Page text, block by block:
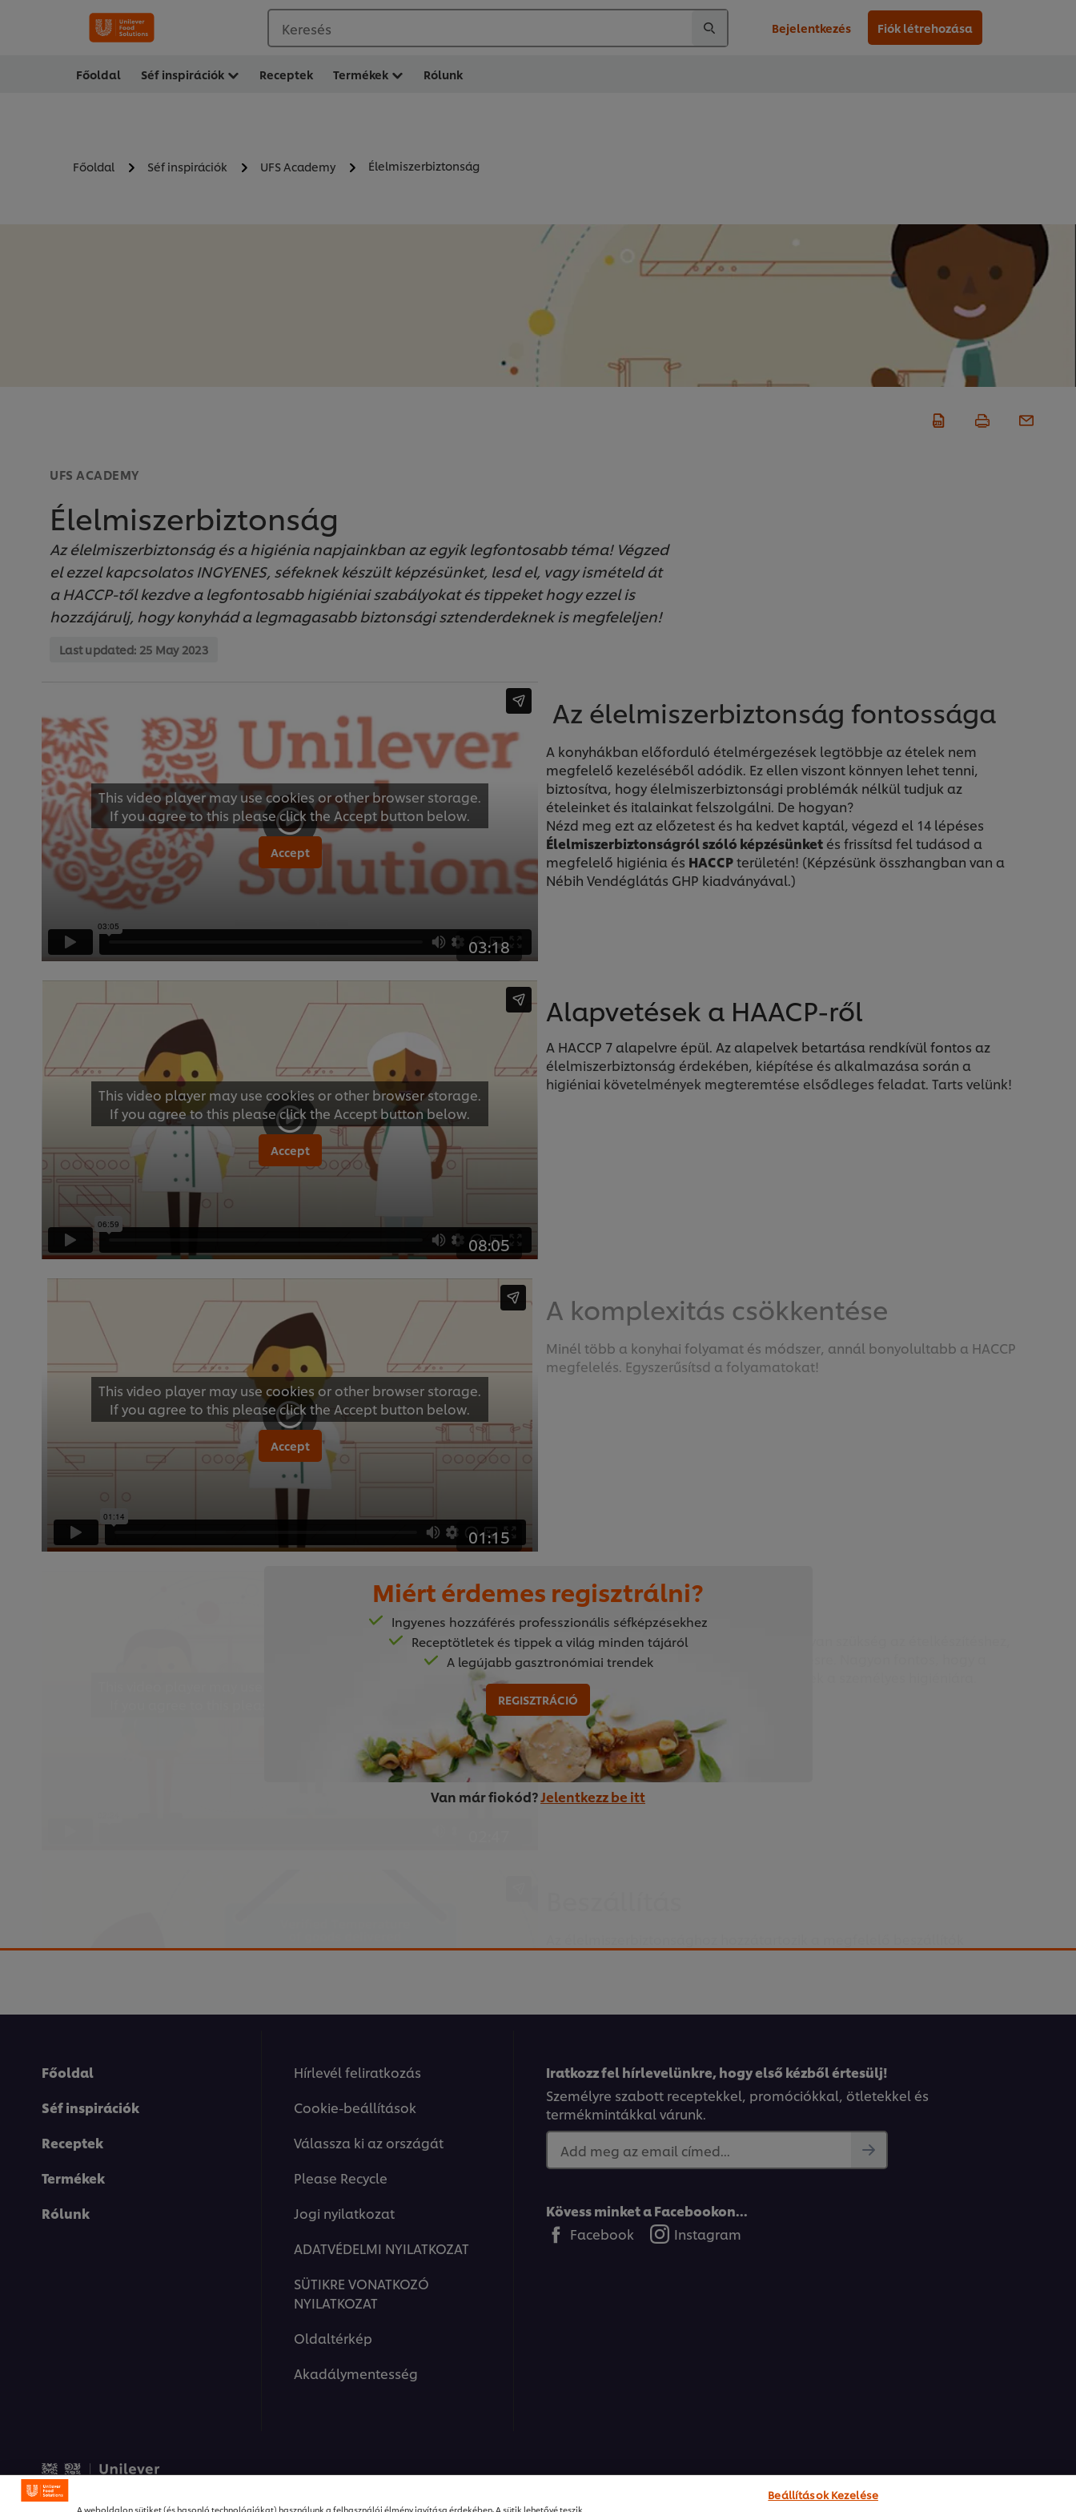
Keresés Bejelentkezés Fiók létrehozása
Főoldal Séf inspirációk Receptek Termékek Rólunk
Főoldal Séf inspirációk UFS Academy Élelmiszerbiztonság
UFS ACADEMY
Élelmiszerbiztonság
Az élelmiszerbiztonság és a higiénia napjainkban az egyik legfontosabb téma! Végzed
el ezzel kapcsolatos INGYENES, séfeknek készült képzésünket, lesd el, vagy ismételd át
a HACCP-től kezdve a legfontosabb higiéniai szabályokat és tippeket hogy ezzel is
hozzájárulj, hogy konyhád a legmagasabb biztonsági sztenderdeknek is megfeleljen!
Last updated: 25 May 2023
This video player may use cookies or other browser storage.
If you agree to this please click the Accept button below.
Accept
03:18
Az élelmiszerbiztonság fontossága
A konyhákban előforduló ételmérgezések legtöbbje az ételek nem
megfelelő kezeléséből adódik. Ez ellen viszont könnyen lehet tenni,
biztosítva, hogy élelmiszerbiztonsági problémák nélkül tudjuk az
ételeinket és italainkat felszolgálni. De hogyan?
Nézd meg ezt az előzetest és ha kedvet kaptál, végezd el 14 lépéses
Élelmiszerbiztonságról szóló képzésünket és frissítsd fel tudásod a
megfelelő higiénia és HACCPterületén! (Képzésünk összhangban van a
Nébih Vendéglátás GHP kiadványával.)
This video player may use cookies or other browser storage.
If you agree to this please click the Accept button below.
Accept
08:05
Alapvetések a HAACP-ről
A HACCP 7 alapelvre épül. Az alapelvek betartása rendkívül fontos az
élelmiszerbiztonság érdekében, kiépítése és alkalmazása során a
higiéniai követelmények megteremtése elsődleges feladat. Tarts velünk!
This video player may use cookies or other browser storage.
If you agree to this please click the Accept button below.
Accept
01:15
A komplexitás csökkentése
Minél több a konyhai folyamat és módszer, annál bonyolultabb a HACCP
megfelelés. Egyszerűsítsd a folyamatokat!
This video player may use cookies or other browser storage.
If you agree to this please click the Accept button below.
Személyes higiénia
Egyszerűbb ételeknél kevesebb emberre van szükség az ételkészítéshez,
ami kevesebb esélyt jelent a szennyeződésre. Nagyon fontos, hogy a
Hogyan? Videónkból kiderül.
This video player may use cookies or other browser storage.
If you agree to this please click the Accept button below.
Accept
Tárolás
Hogyan tároljuk a beérkező árut? Az élelmiszerbiztonsági szempontból
Elkészítés
Miért érdemes regisztrálni?
Ingyenes hozzáférés professzionális séfképzésekhez
Receptötletek és tippek a világ minden tájáról
A legújabb gasztronómiai trendek
REGISZTRÁCIÓ
Van már fiokód?Jelentkezz be itt
Főoldal
Séf inspirációk
Receptek
Termékek
Rólunk
Hírlevél feliratkozás
Cookie-beállítások
Válassza ki az országát
Please Recycle
Jogi nyilatkozat
ADATVÉDELMI NYILATKOZAT
SÜTIKRE VONATKOZÓ
NYILATKOZAT
Oldaltérkép
Akadálymentesség
Iratkozz fel hírlevelünkre, hogy első kézből értesülj!
Személyre szabott receptekkel, promóciókkal, ötletekkel és
termékmintákkal várunk.
Add meg az email címed...
Kövess minket a Facebookon...
Facebook
Instagram
A weboldalon sütiket (és hasonló technológiákat) használunk a felhasználói élmény javítása érdekében. A sütik lehetővé teszik
Beállítások Kezelése